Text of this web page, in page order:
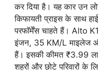
कर दिया है। यह कार उन
किफायती प्राइस के साथ
परफॉर्मेंस चाहते हैं। Alto
इंजन, 35 KM/L माइलेज और
हैं। इसकी कीमत ₹3.99
शहरों और छोटे परिवारों के